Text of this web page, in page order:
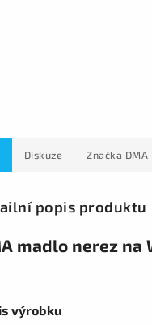
Diskuze Značka DMA
popis produktu
madlo nerez na
výrobku